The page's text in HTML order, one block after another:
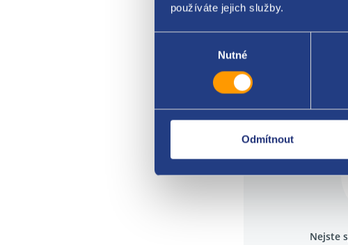
používáte jejich služby.
Nutné
Odmítnout
Nejste